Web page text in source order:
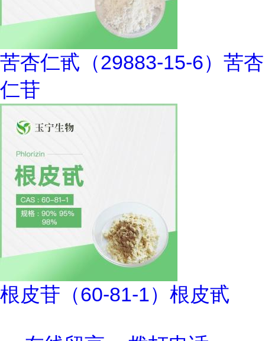
苦杏仁甙（29883-15-6）苦杏
仁苷
根皮苷（60-81-1）根皮甙